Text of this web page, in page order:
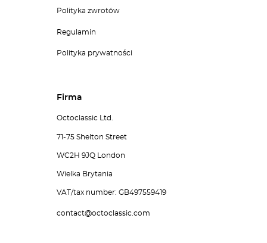
Polityka zwrotów
Regulamin
Polityka prywatności
Firma
Octoclassic Ltd.
71-75 Shelton Street
WC2H 9JQ London
Wielka Brytania
VAT/tax number: GB497559419
contact@octoclassic.com